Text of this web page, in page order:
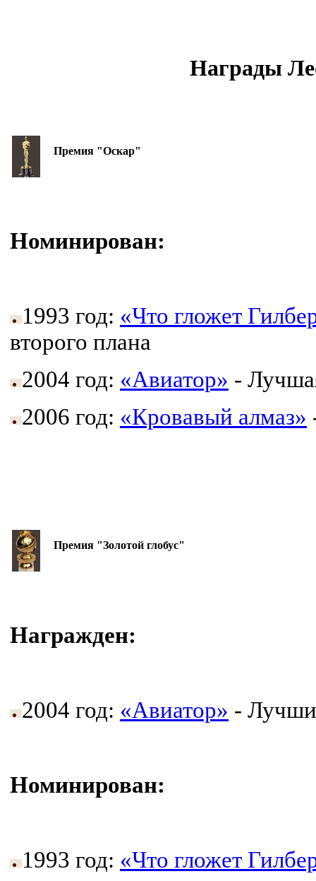
Награды
Премия "Оскар"
Номинирован:
1993 год: «Что гложет
второго плана
2004 год: «Авиатор» -
2006 год: «Кровавый алмаз»
Премия "Золотой глобус"
Награжден:
2004 год: «Авиатор» -
Номинирован:
1993 год: «Что гложет